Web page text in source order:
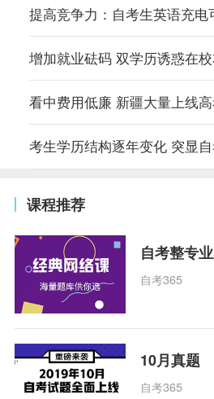
提高竞争力：自考生英语充电
增加就业砝码 双学历诱惑在
看中费用低廉 新疆大量上线
考生学历结构逐年变化 突显
课程推荐
自考整专
自考365
10月真题
自考365